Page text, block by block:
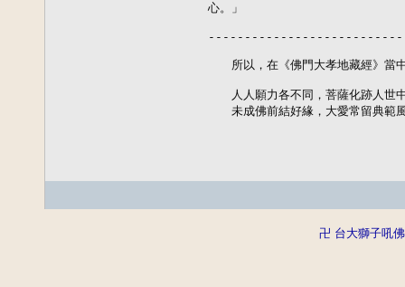
心。」
所以，在《佛門大孝地藏經》當
人人願力各不同，菩薩化跡人世
未成佛前結好緣，大愛常留典範
卍 台大獅子吼